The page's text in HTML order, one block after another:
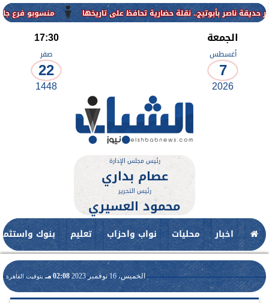
منسوبو فرع جامعة الأزهر
الجمعة
أغسطس
7
2026
17:30
صفر
22
1448
رئيس مجلس الإدارة
عصام بداري
رئيس التحرير
محمود العسيري
اخبار محليات نواب واحزاب تعليم بنوك
الخميس، 16 نوفمبر 2023 02:08 مـ بتوقيت القاهرة